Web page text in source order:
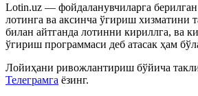
Lotin.uz — фойдаланувчиларга
лотинга ва аксинча ўгириш хизматини
билан айтганда лотинни кириллга, ва
ўгириш программаси деб атасак ҳам
Лойиҳани ривожлантириш бўйича
Телеграмга ёзинг.